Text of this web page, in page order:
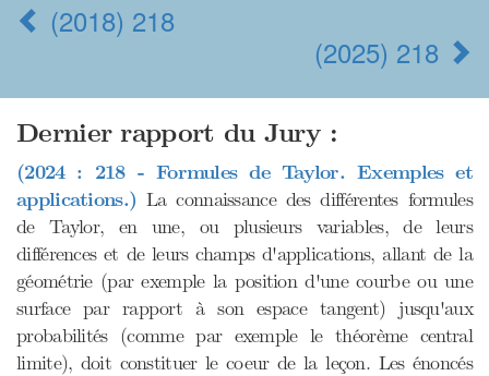
(2018) 218
(2025) 218
Dernier rapport du Jury :
(2024 : 218 - Formules de Taylor. Exemples et
applications.) La connaissance des différentes formules
de Taylor, en une, ou plusieurs variables, de leurs
différences et de leurs champs d'applications, allant de la
géométrie (par exemple la position d'une courbe ou une
surface par rapport à son espace tangent) jusqu'aux
probabilités (comme par exemple le théorème central
limite), doit constituer le coeur de la leçon. Les énoncés